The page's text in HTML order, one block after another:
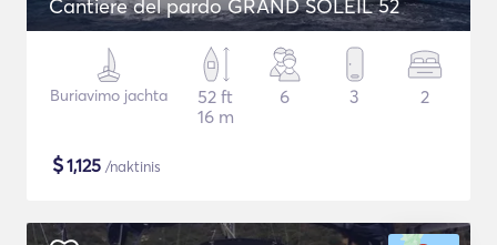
Cantiere del pardo GRAND SOLEIL 52
Buriavimo jachta
52 ft
16 m
6 3 2
$1,125 /naktinis